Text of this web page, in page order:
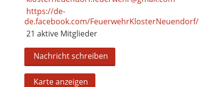
https://de-
de.facebook.com/FeuerwehrKlosterNeuendorf/
21 aktive Mitglieder
Nachricht schreiben
Karte anzeigen